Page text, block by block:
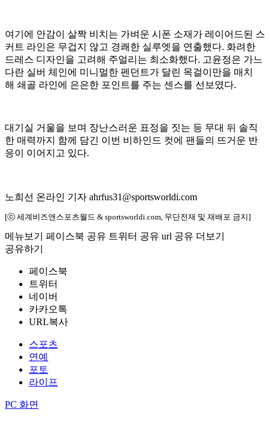
여기에 안감이 살짝 비치는 가벼운 시폰 소재가 레이어드된 스
커트 라인은 무겁지 않고 경쾌한 실루엣을 연출했다. 화려한
드레스 디자인을 고려해 주얼리는 최소화했다. 고윤정은 가느
다란 실버 체인에 미니멀한 펜던트가 달린 목걸이만을 매치
해 쇄골 라인에 은은한 포인트를 주는 센스를 선보였다.
대기실 거울을 보며 장난스러운 표정을 짓는 등 무대 뒤 솔직
한 매력까지 함께 담긴 이번 비하인드 컷에 팬들의 뜨거운 반
응이 이어지고 있다.
노희선 온라인 기자 ahrfus31@sportsworldi.com
[ⓒ 세계비즈앤스포츠월드 & sportsworldi.com, 무단전재 및 재배포 금지]
메뉴보기 페이스북 공유 트위터 공유 url 공유 더보기
공유하기
페이스북
트위터
네이버
카카오톡
URL복사
스포츠
연예
포토
라이프
PC 화면